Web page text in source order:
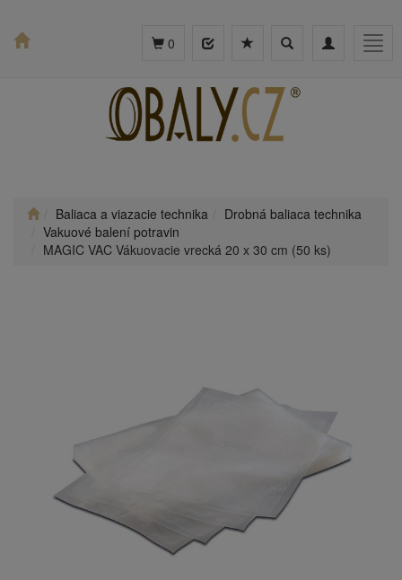
Toggle
Toggle
0
Baliaca a viazacie technika
Drobná baliaca technika
Vakuové balení potravin
MAGIC VAC Vákuovacie vrecká 20 x 30 cm (50 ks)